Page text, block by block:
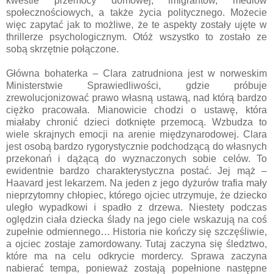
społecznościowych, a także życia politycznego. Możecie
więc zapytać jak to możliwe, że te aspekty zostały ujęte w
thrillerze psychologicznym. Otóż wszystko to zostało ze
sobą skrzętnie połączone.
Główna bohaterka – Clara zatrudniona jest w norweskim
Ministerstwie Sprawiedliwości, gdzie próbuje
zrewolucjonizować prawo własną ustawą, nad którą bardzo
ciężko pracowała. Mianowicie chodzi o ustawę, która
miałaby chronić dzieci dotknięte przemocą. Wzbudza to
wiele skrajnych emocji na arenie międzynarodowej. Clara
jest osobą bardzo rygorystycznie podchodzącą do własnych
przekonań i dążącą do wyznaczonych sobie celów. To
ewidentnie bardzo charakterystyczna postać. Jej mąż –
Haavard jest lekarzem. Na jeden z jego dyżurów trafia mały
nieprzytomny chłopiec, którego ojciec utrzymuje, że dziecko
uległo wypadkowi i spadło z drzewa. Niestety podczas
oględzin ciała dziecka ślady na jego ciele wskazują na coś
zupełnie odmiennego… Historia nie kończy się szczęśliwie,
a ojciec zostaje zamordowany. Tutaj zaczyna się śledztwo,
które ma na celu odkrycie mordercy. Sprawa zaczyna
nabierać tempa, ponieważ zostają popełnione następne